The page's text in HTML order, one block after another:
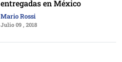
entregadas en México
Mario Rossi
Julio 09 , 2018